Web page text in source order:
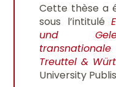
Cette thèse a
sous l’intitulé
und
Treuttel &
University